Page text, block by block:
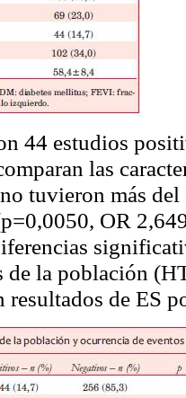
44 estudios
las
tuvieron más
OR
de la población
resultados de ES